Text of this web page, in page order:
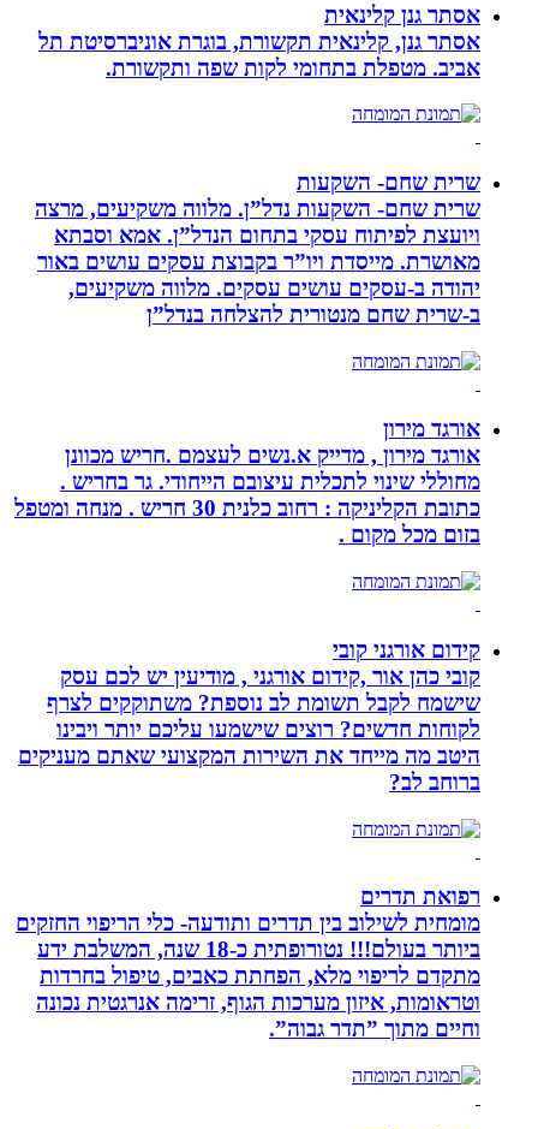
אסתר גנן קלינאית
אסתר גנן, קלינאית תקשורת, בוגרת אוניברסיטת תל
אביב. מטפלת בתחומי לקות שפה ותקשורת.
שרית שחם- השקעות
שרית שחם- השקעות נדל”ן. מלווה משקיעים, מרצה
ויועצת לפיתוח עסקי בתחום הנדל”ן. אמא וסבתא
מאושרת. ‏מייסדת ויו”ר בקבוצת עסקים עושים באור
יהודה‏ ב-‏עסקים עושים עסקים‏. ‏מלווה משקיעים,
ב-‏שרית שחם מנטורית להצלחה בנדל”ן‏
אורגד מירון
אורגד מירון , מדייק א.נשים לעצמם .חריש מכוונן
מחוללי שינוי לתכלית עיצובם הייחודי. גר בחריש .
כתובת הקליניקה : רחוב כלנית 30 חריש . מנחה ומטפל
בזום מכל מקום .
קידום אורגני קובי
קובי כהן אור ,קידום אורגני , מודיעין יש לכם עסק
שישמח לקבל תשומת לב נוספת? משתוקקים לצרף
לקוחות חדשים? רוצים שישמעו עליכם יותר ויבינו
היטב מה מייחד את השירות המקצועי שאתם מעניקים
ברוחב לב?
רפואת תדרים
מומחית לשילוב בין תדרים ותודעה- כלי הריפוי החזקים
ביותר בעולם!!! נטורופתית כ-18 שנה, המשלבת ידע
מתקדם לריפוי מלא, הפחתת כאבים, טיפול בחרדות
וטראומות, איזון מערכות הגוף, זרימה אנרגטית נכונה
וחיים מתוך ”תדר גבוה”.